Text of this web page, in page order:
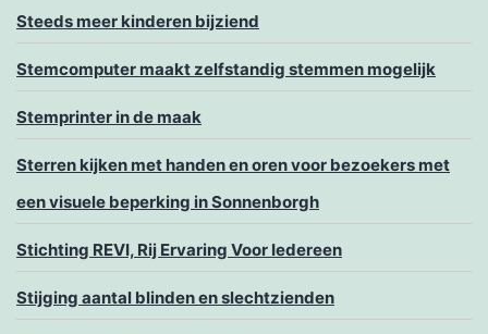
Steeds meer kinderen bijziend
Stemcomputer maakt zelfstandig stemmen mogelijk
Stemprinter in de maak
Sterren kijken met handen en oren voor bezoekers met
een visuele beperking in Sonnenborgh
Stichting REVI, Rij Ervaring Voor Iedereen
Stijging aantal blinden en slechtzienden